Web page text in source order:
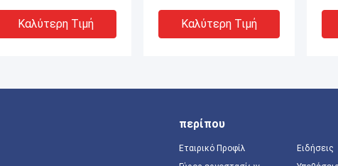
Καλύτερη Τιμή
IDC Cat6 UTP
Καλύτερη Τιμή
περίπου
Εταιρικό Προφίλ
Ειδήσεις